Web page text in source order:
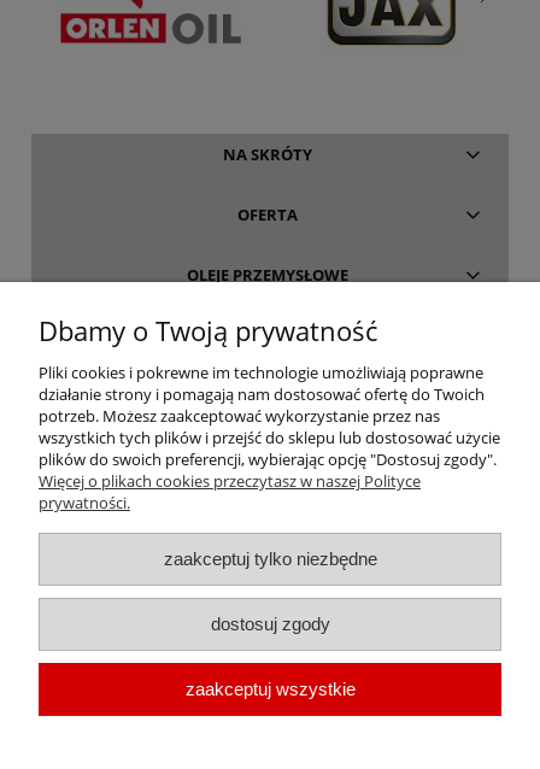
NA SKRÓTY
OFERTA
OLEJE PRZEMYSŁOWE
INFORMACJE
O FIRMIE
| Platforma zakupowa środków smarnych firmy ALVESTA |
Oleje przemysłowe | Smary dla przemysłu spożywczego | Olej do sprężarek
prowadnic | Smar Fuchs | Smar Shell | Oleje Eni AGIP | Smar JAX
Dbamy o Twoją prywatność
Pliki cookies i pokrewne im technologie umożliwiają poprawne
działanie strony i pomagają nam dostosować ofertę do Twoich
potrzeb. Możesz zaakceptować wykorzystanie przez nas
wszystkich tych plików i przejść do sklepu lub dostosować użycie
plików do swoich preferencji, wybierając opcję "Dostosuj zgody".
Więcej o plikach cookies przeczytasz w naszej Polityce
prywatności.
zaakceptuj tylko niezbędne
dostosuj zgody
zaakceptuj wszystkie